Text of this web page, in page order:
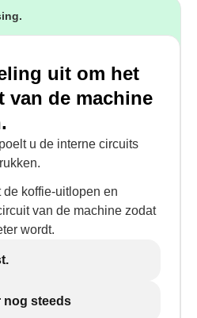
uit om het
van de machine
u de interne circuits
de koffie-uitlopen en
van de machine zodat
wordt.
nog steeds